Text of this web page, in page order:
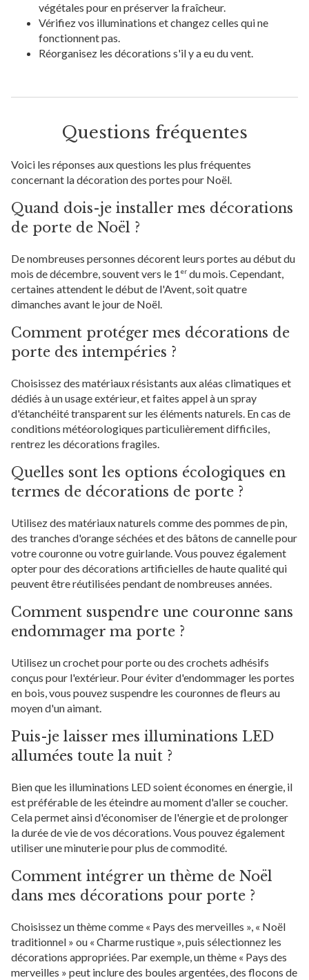
végétales pour en préserver la fraîcheur.
Vérifiez vos illuminations et changez celles qui ne
fonctionnent pas.
Réorganisez les décorations s'il y a eu du vent.
Questions fréquentes
Voici les réponses aux questions les plus fréquentes
concernant la décoration des portes pour Noël.
Quand dois-je installer mes décorations
de porte de Noël ?
De nombreuses personnes décorent leurs portes au début du
mois de décembre, souvent vers le 1 er du mois. Cependant,
certaines attendent le début de l'Avent, soit quatre
dimanches avant le jour de Noël.
Comment protéger mes décorations de
porte des intempéries ?
Choisissez des matériaux résistants aux aléas climatiques et
dédiés à un usage extérieur, et faites appel à un spray
d'étanchéité transparent sur les éléments naturels. En cas de
conditions météorologiques particulièrement difficiles,
rentrez les décorations fragiles.
Quelles sont les options écologiques en
termes de décorations de porte ?
Utilisez des matériaux naturels comme des pommes de pin,
des tranches d'orange séchées et des bâtons de cannelle pour
votre couronne ou votre guirlande. Vous pouvez également
opter pour des décorations artificielles de haute qualité qui
peuvent être réutilisées pendant de nombreuses années.
Comment suspendre une couronne sans
endommager ma porte ?
Utilisez un crochet pour porte ou des crochets adhésifs
conçus pour l'extérieur. Pour éviter d'endommager les portes
en bois, vous pouvez suspendre les couronnes de fleurs au
moyen d'un aimant.
Puis-je laisser mes illuminations LED
allumées toute la nuit ?
Bien que les illuminations LED soient économes en énergie, il
est préférable de les éteindre au moment d'aller se coucher.
Cela permet ainsi d'économiser de l'énergie et de prolonger
la durée de vie de vos décorations. Vous pouvez également
utiliser une minuterie pour plus de commodité.
Comment intégrer un thème de Noël
dans mes décorations pour porte ?
Choisissez un thème comme « Pays des merveilles », « Noël
traditionnel » ou « Charme rustique », puis sélectionnez les
décorations appropriées. Par exemple, un thème « Pays des
merveilles » peut inclure des boules argentées, des flocons de